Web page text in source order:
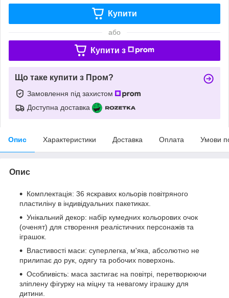
Купити
або
Купити з
Що таке купити з Пром?
Замовлення під захистом
Доступна доставка
Опис Характеристики Доставка Оплата Умови
Опис
Комплектація: 36 яскравих кольорів повітряного
пластиліну в індивідуальних пакетиках.
Унікальний декор: набір кумедних кольорових очок
(оченят) для створення реалістичних персонажів та
іграшок.
Властивості маси: суперлегка, м'яка, абсолютно не
прилипає до рук, одягу та робочих поверхонь.
Особливість: маса застигає на повітрі, перетворюючи
зліплену фігурку на міцну та невагому іграшку для
дитини.